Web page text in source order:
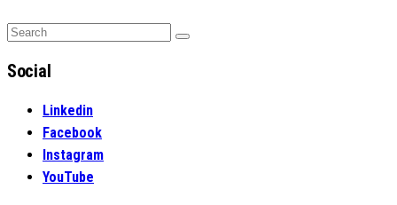
Search
Search
Social
Linkedin
Facebook
Instagram
YouTube